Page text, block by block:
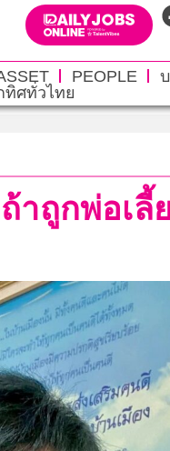
PEOPLE
ทิศทั่วไทย
าถูกพ่อเลี้